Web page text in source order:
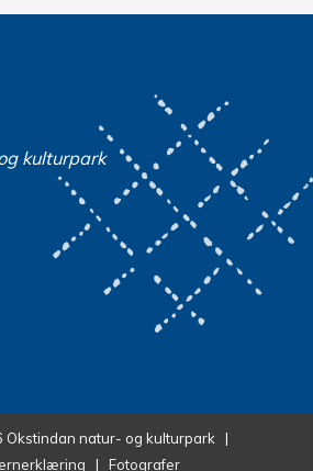
kulturpark
Okstindan natur- og kulturpark |
| Fotografer